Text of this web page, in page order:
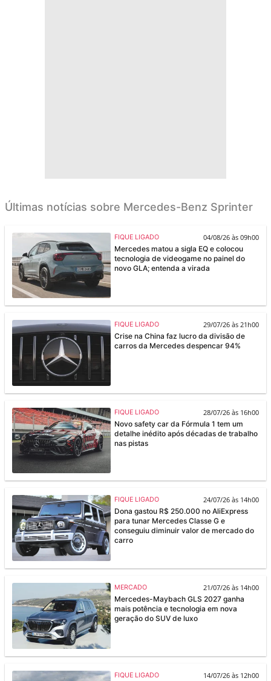
Últimas notícias sobre Mercedes-Benz Sprinter
FIQUE LIGADO
04/08/26 às 09h00
Mercedes matou a sigla EQ e colocou
tecnologia de videogame no painel do
novo GLA; entenda a virada
FIQUE LIGADO
29/07/26 às 21h00
Crise na China faz lucro da divisão de
carros da Mercedes despencar 94%
FIQUE LIGADO
28/07/26 às 16h00
Novo safety car da Fórmula 1 tem um
detalhe inédito após décadas de trabalho
nas pistas
FIQUE LIGADO
24/07/26 às 14h00
Dona gastou R$ 250.000 no AliExpress
para tunar Mercedes Classe G e
conseguiu diminuir valor de mercado do
carro
MERCADO
21/07/26 às 14h00
Mercedes-Maybach GLS 2027 ganha
mais potência e tecnologia em nova
geração do SUV de luxo
FIQUE LIGADO
14/07/26 às 12h00